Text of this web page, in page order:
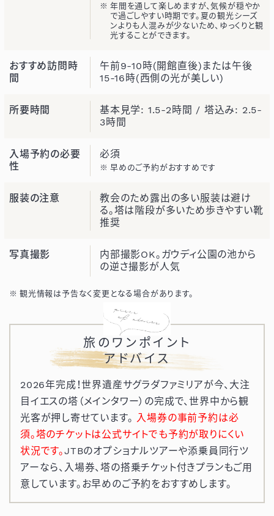
年間を通して楽しめますが、気候が穏やか
で過ごしやすい時期です。夏の観光シーズ
ンよりも人混みが少ないため、ゆっくりと観
光することができます。
おすすめ訪問時
間
午前9-10時(開館直後)または午後
15-16時(西側の光が美しい)
所要時間
基本見学: 1.5-2時間 / 塔込み: 2.5-
3時間
入場予約の必要
性
必須
早めのご予約がおすすめです
服装の注意
教会のため露出の多い服装は避け
る。塔は階段が多いため歩きやすい靴
推奨
写真撮影
内部撮影OK。ガウディ公園の池から
の逆さ撮影が人気
観光情報は予告なく変更となる場合があります。
旅のワンポイント
アドバイス
2026年完成！世界遺産サグラダファミリアが今、大注
目イエスの塔（メインタワー）の完成で、世界中から観
光客が押し寄せています。 入場券の事前予約は必
須。塔のチケットは公式サイトでも予約が取りにくい
状況です。JTBのオプショナルツアーや添乗員同行ツ
アーなら、入場券、塔の搭乗チケット付きプランもご用
意しています。お早めのご予約をおすすめします。